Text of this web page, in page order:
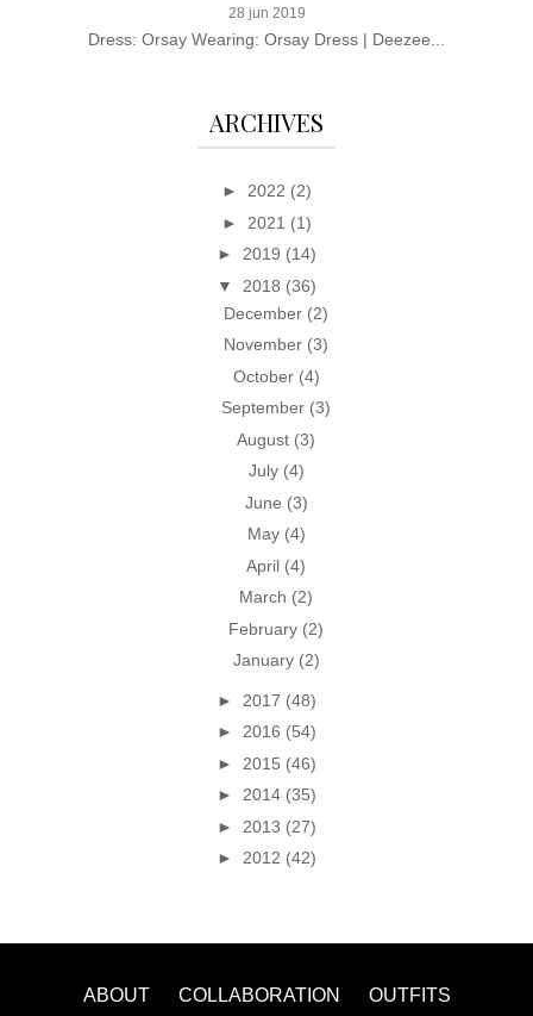
28 jun 2019
Dress: Orsay Wearing: Orsay Dress | Deezee...
ARCHIVES
► 2022 (2)
► 2021 (1)
► 2019 (14)
▼ 2018 (36)
December (2)
November (3)
October (4)
September (3)
August (3)
July (4)
June (3)
May (4)
April (4)
March (2)
February (2)
January (2)
► 2017 (48)
► 2016 (54)
► 2015 (46)
► 2014 (35)
► 2013 (27)
► 2012 (42)
ABOUT COLLABORATION OUTFITS